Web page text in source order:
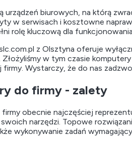
urządzeń biurowych, na którą
w serwisach i kosztowne
rolę kluczową dla
z Olsztyna oferuje
w tym czasie
firmy. Wystarczy, że do nas
do firmy - zalety
obecnie najczęściej
narzędzi. Topowe
wykonywanie zadań